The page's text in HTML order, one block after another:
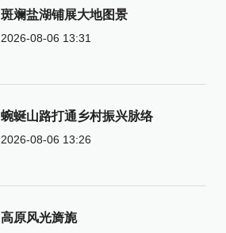
斑斓盐湖铺展大地图景
2026-08-06 13:31
蜿蜒山路打通乡村振兴脉络
2026-08-06 13:26
高原风光旖旎